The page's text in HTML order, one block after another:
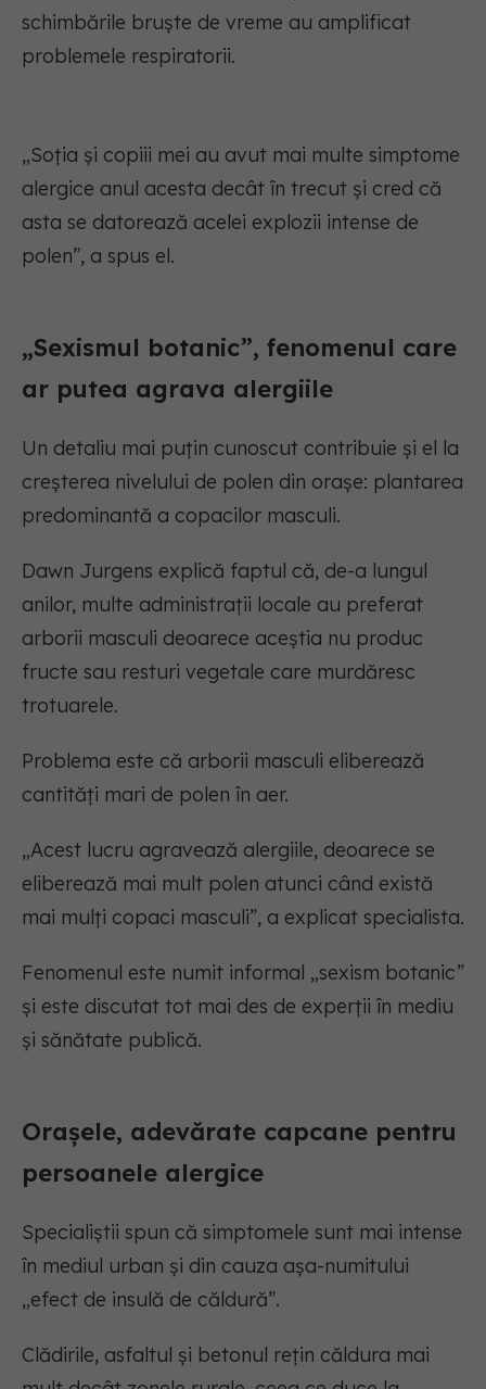
schimbările bruște de vreme au amplificat
problemele respiratorii.
„Soția și copiii mei au avut mai multe simptome
alergice anul acesta decât în trecut și cred că
asta se datorează acelei explozii intense de
polen”, a spus el.
„Sexismul botanic”, fenomenul care
ar putea agrava alergiile
Un detaliu mai puțin cunoscut contribuie și el la
creșterea nivelului de polen din orașe: plantarea
predominantă a copacilor masculi.
Dawn Jurgens explică faptul că, de-a lungul
anilor, multe administrații locale au preferat
arborii masculi deoarece aceștia nu produc
fructe sau resturi vegetale care murdăresc
trotuarele.
Problema este că arborii masculi eliberează
cantități mari de polen în aer.
„Acest lucru agravează alergiile, deoarece se
eliberează mai mult polen atunci când există
mai mulți copaci masculi”, a explicat specialista.
Fenomenul este numit informal „sexism botanic”
și este discutat tot mai des de experții în mediu
și sănătate publică.
Orașele, adevărate capcane pentru
persoanele alergice
Specialiștii spun că simptomele sunt mai intense
în mediul urban și din cauza așa-numitului
„efect de insulă de căldură”.
Clădirile, asfaltul și betonul rețin căldura mai